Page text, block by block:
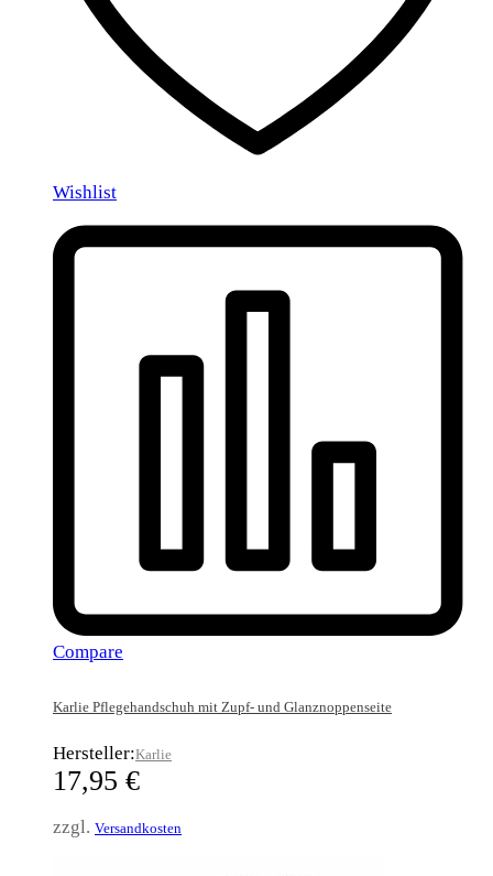
Wishlist
Compare
Karlie Pflegehandschuh mit Zupf- und Glanznoppenseite
Hersteller:Karlie
17,95 €
zzgl. Versandkosten